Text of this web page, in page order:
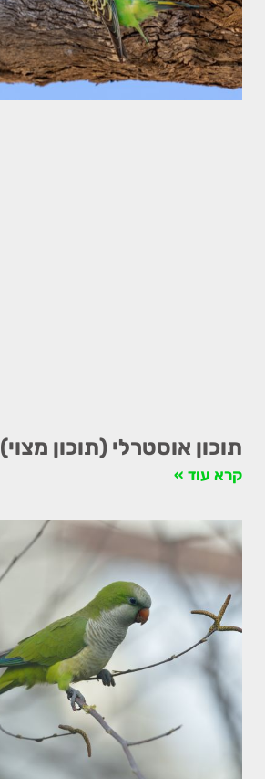
תוכון אוסטרלי (תוכון מצוי)
קרא עוד »